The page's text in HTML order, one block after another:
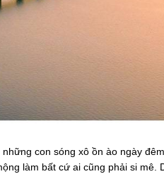
con sóng xô ồn ào ngày
làm bất cứ ai cũng phải si mê.